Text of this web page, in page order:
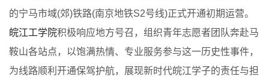
的宁马市域(郊)铁路(南京地铁S2号线)正式开通初期运营。
皖江工学院积极响应地方号召，组织青年志愿者团队奔赴马
鞍山各站点，以饱满热情、专业服务参与这一历史性事件，
为线路顺利开通保驾护航，展现新时代皖江学子的责任与担